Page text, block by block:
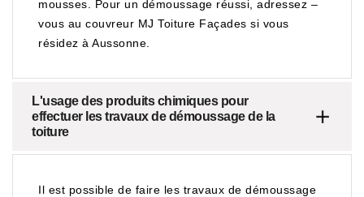
mousses. Pour un démoussage réussi, adressez –
vous au couvreur MJ Toiture Façades si vous
résidez à Aussonne.
L'usage des produits chimiques pour
effectuer les travaux de démoussage de la
toiture
Il est possible de faire les travaux de démoussage